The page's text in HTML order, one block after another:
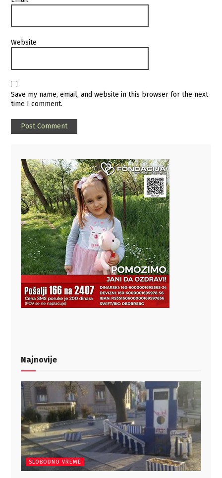
Website
Save my name, email, and website in this browser for the next
time I comment.
Najnovije
SLOBODNO VREME